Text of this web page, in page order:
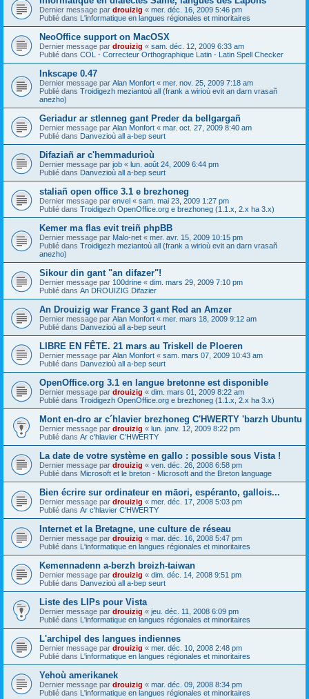
Dernier message par drouizig « mer. déc. 16, 2009 5:46 pm
Publié dans L'informatique en langues régionales et minoritaires
NeoOffice support on MacOSX
Dernier message par drouizig « sam. déc. 12, 2009 6:33 am
Publié dans COL - Correcteur Orthographique Latin - Latin Spell Checker
Inkscape 0.47
Dernier message par Alan Monfort « mer. nov. 25, 2009 7:18 am
Publié dans Troidigezh meziantoù all (frank a wirioù evit an darn vrasañ
anezho)
Geriadur ar stlenneg gant Preder da bellgargañ
Dernier message par Alan Monfort « mar. oct. 27, 2009 8:40 am
Publié dans Danvezioù all a-bep seurt
Difaziañ ar c'hemmadurioù
Dernier message par job « lun. août 24, 2009 6:44 pm
Publié dans Danvezioù all a-bep seurt
staliañ open office 3.1 e brezhoneg
Dernier message par envel « sam. mai 23, 2009 1:27 pm
Publié dans Troidigezh OpenOffice.org e brezhoneg (1.1.x, 2.x ha 3.x)
Kemer ma flas evit treiñ phpBB
Dernier message par Malo-net « mer. avr. 15, 2009 10:15 pm
Publié dans Troidigezh meziantoù all (frank a wirioù evit an darn vrasañ
anezho)
Sikour din gant "an difazer"!
Dernier message par 100drine « dim. mars 29, 2009 7:10 pm
Publié dans An DROUIZIG Difazier
An Drouizig war France 3 gant Red an Amzer
Dernier message par Alan Monfort « mer. mars 18, 2009 9:12 am
Publié dans Danvezioù all a-bep seurt
LIBRE EN FÊTE. 21 mars au Triskell de Ploeren
Dernier message par Alan Monfort « sam. mars 07, 2009 10:43 am
Publié dans Danvezioù all a-bep seurt
OpenOffice.org 3.1 en langue bretonne est disponible
Dernier message par drouizig « dim. mars 01, 2009 8:22 am
Publié dans Troidigezh OpenOffice.org e brezhoneg (1.1.x, 2.x ha 3.x)
Mont en-dro ar c´hlavier brezhoneg C'HWERTY 'barzh Ubuntu
Dernier message par drouizig « lun. janv. 12, 2009 8:22 pm
Publié dans Ar c'hlavier C'HWERTY
La date de votre système en gallo : possible sous Vista !
Dernier message par drouizig « ven. déc. 26, 2008 6:58 pm
Publié dans Microsoft et le breton - Microsoft and the Breton language
Bien écrire sur ordinateur en māori, espéranto, gallois...
Dernier message par drouizig « mer. déc. 17, 2008 5:03 pm
Publié dans Ar c'hlavier C'HWERTY
Internet et la Bretagne, une culture de réseau
Dernier message par drouizig « mar. déc. 16, 2008 5:47 pm
Publié dans L'informatique en langues régionales et minoritaires
Kemennadenn a-berzh breizh-taiwan
Dernier message par drouizig « dim. déc. 14, 2008 9:51 pm
Publié dans Danvezioù all a-bep seurt
Liste des LIPs pour Vista
Dernier message par drouizig « jeu. déc. 11, 2008 6:09 pm
Publié dans L'informatique en langues régionales et minoritaires
L'archipel des langues indiennes
Dernier message par drouizig « mer. déc. 10, 2008 2:48 pm
Publié dans L'informatique en langues régionales et minoritaires
Yehoù amerikanek
Dernier message par drouizig « mar. déc. 09, 2008 8:34 pm
Publié dans L'informatique en langues régionales et minoritaires